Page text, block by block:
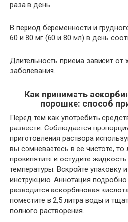
раза в день.
В период беременности и
60 и 80 мг (60 и 80 мл) в день
Длительность приема зависит от
заболевания.
Как принимать
порошке: способ
Перед тем как употребить
развести. Соблюдается
приготовления раствора
вы сомневаетесь в ее чистоте, то
прокипятите и остудите
температуры. Вскройте упаковку
инструкцию. Аннотация
разводится аскорбиновая
поместите в 2,5 литра воды и
полного растворения.